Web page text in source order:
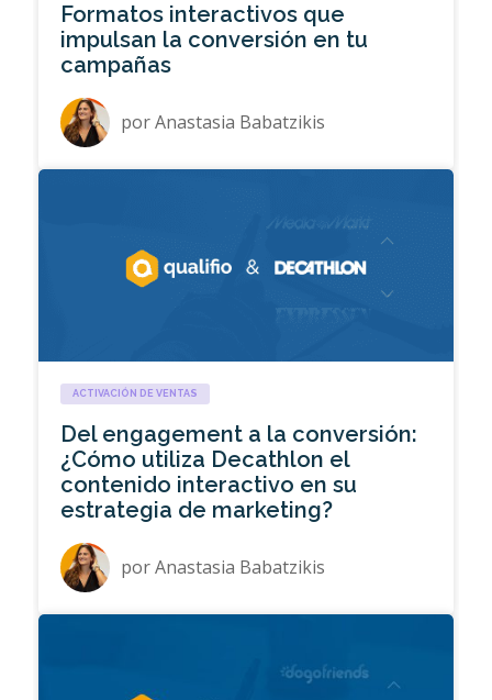
Formatos interactivos que
impulsan la conversión en tu
campañas
porAnastasia Babatzikis
ACTIVACIÓN DE VENTAS
Del engagement a la conversión:
¿Cómo utiliza Decathlon el
contenido interactivo en su
estrategia de marketing?
porAnastasia Babatzikis